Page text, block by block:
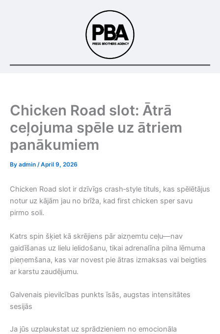
Chicken Road slot: Ātrā
ceļojuma spēle uz ātriem
panākumiem
By admin /April 9, 2026
Chicken Road slot ir dzīvīgs crash‑style tituls, kas spēlētājus
notur uz kājām jau no brīža, kad first chicken sper savu
pirmo soli.
Katrs spin šķiet kā skrējiens pār aizņemtu ceļu—nav
gaidīšanas uz lielu ielidošanu, tikai adrenalīna pilna lēmuma
pieņemšana, kas var novest pie ātras izmaksas vai beigties
ar karstu zaudējumu.
Galvenais pievilcības punkts īsās, augstas intensitātes
sesijās
Ja jūs uzplaukstat uz sprādzieniem no emocionāla